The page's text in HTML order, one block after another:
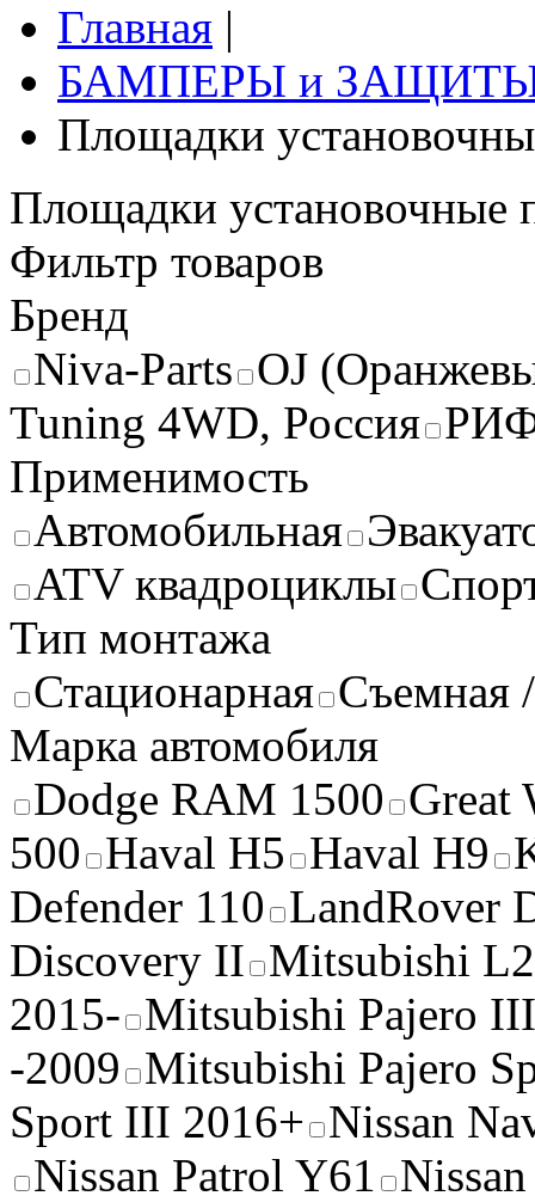
Главная |
БАМПЕРЫ и
Площадки
Площадки установочные
Фильтр товаров
Бренд
Niva-Parts OJ
Tuning 4WD, Россия
Применимость
Автомобильная
ATV квадроциклы
Тип монтажа
Стационарная Съемная
Марка автомобиля
Dodge RAM 1500 Great
500 Haval H5 Haval H9
Defender 110 LandRover
Discovery II Mitsubishi
2015- Mitsubishi Pajero
-2009 Mitsubishi Pajero
Sport III 2016+ Nissan
Nissan Patrol Y61